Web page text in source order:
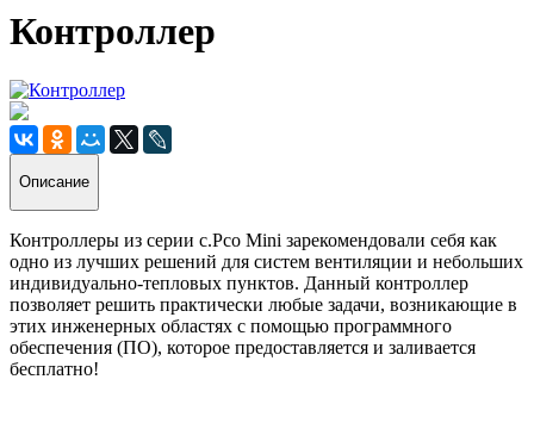
Контроллер
Описание
Контроллеры из серии c.Pco Mini зарекомендовали себя как
одно из лучших решений для систем вентиляции и небольших
индивидуально-тепловых пунктов. Данный контроллер
позволяет решить практически любые задачи, возникающие в
этих инженерных областях с помощью программного
обеспечения (ПО), которое предоставляется и заливается
бесплатно!